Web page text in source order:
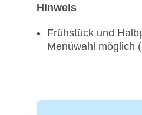
Hinweis
Frühstück und
Menüwahl möglich